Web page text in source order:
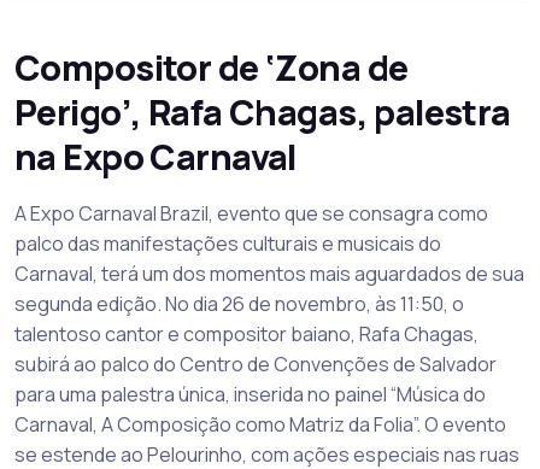
Compositor de ‘Zona de
Perigo’, Rafa Chagas, palestra
na Expo Carnaval
A Expo Carnaval Brazil, evento que se consagra como
palco das manifestações culturais e musicais do
Carnaval, terá um dos momentos mais aguardados de sua
segunda edição. No dia 26 de novembro, às 11:50, o
talentoso cantor e compositor baiano, Rafa Chagas,
subirá ao palco do Centro de Convenções de Salvador
para uma palestra única, inserida no painel “Música do
Carnaval, A Composição como Matriz da Folia”. O evento
se estende ao Pelourinho, com ações especiais nas ruas